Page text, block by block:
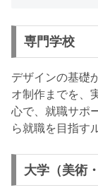
専門学校
デザインの基礎
オ制作までを、
心で、就職サポ
ら就職を目指す
大学（美術